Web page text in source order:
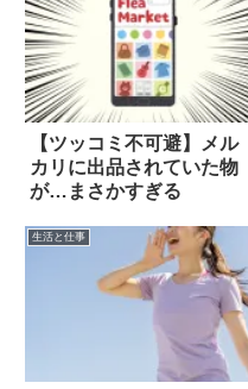
【ツッコミ不可避】メル
カリに出品されていた物
が…まさかすぎる
生活と仕事